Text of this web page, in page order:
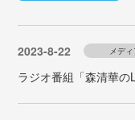
2023-8-22 メディ
ラジオ番組「森清華